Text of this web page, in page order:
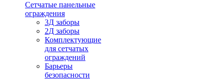
Сетчатые панельные
ограждения
3Д заборы
2Д заборы
Комплектующие
для сетчатых
ограждений
Барьеры
безопасности